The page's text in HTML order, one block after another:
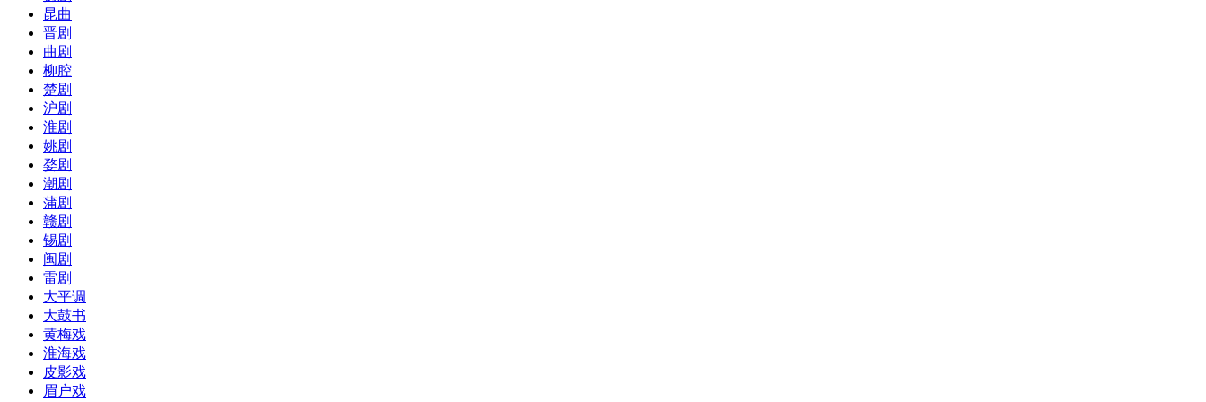
昆曲
晋剧
曲剧
柳腔
楚剧
沪剧
淮剧
姚剧
婺剧
潮剧
蒲剧
赣剧
锡剧
闽剧
雷剧
大平调
大鼓书
黄梅戏
淮海戏
皮影戏
眉户戏